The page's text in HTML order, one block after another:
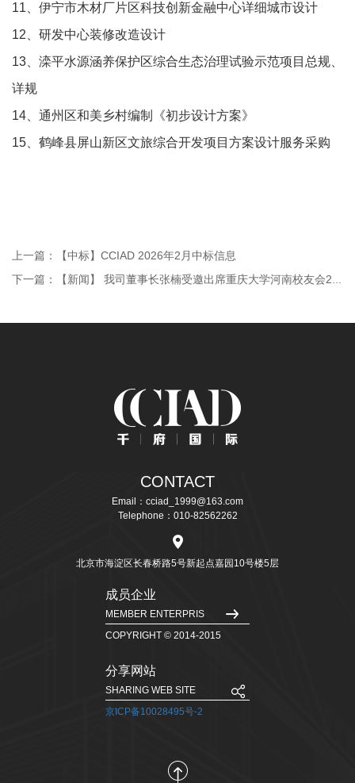
11、伊宁市木材厂片区科技创新金融中心详细城市设计
12、研发中心装修改造设计
13、滦平水源涵养保护区综合生态治理试验示范项目总规、
详规
14、通州区和美乡村编制《初步设计方案》
15、鹤峰县屏山新区文旅综合开发项目方案设计服务采购
上一篇：【中标】CCIAD 2026年2月中标信息
下一篇：【新闻】 我司董事长张楠受邀出席重庆大学河南校友会2025年年会暨迎新会
CONTACT
Email：cciad_1999@163.com
Telephone：010-82562262
北京市海淀区长春桥路5号新起点嘉园10号楼5层
成员企业
MEMBER ENTERPRIS
COPYRIGHT © 2014-2015
分享网站
SHARING WEB SITE
京ICP备10028495号-2